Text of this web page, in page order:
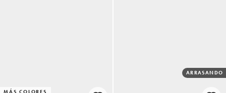
MÁS COLORES
ARRASANDO